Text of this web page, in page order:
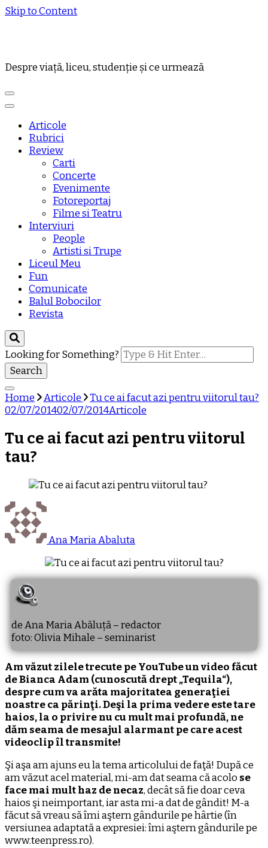
Skip to Content
Despre viață, liceu, studenție și ce urmează
Articole
Rubrici
Review
Carti
Concerte
Evenimente
Fotoreportaj
Filme si Teatru
Interviuri
People
Artisti si Trupe
Liceul Meu
Fun
Comunicate
Balul Bobocilor
Revista
Looking for Something?
Home Articole
Tu ce ai facut azi pentru viitorul tau?
02/07/201402/07/2014Articole
Tu ce ai facut azi pentru viitorul
tau?
Ana Maria Abaluta
de Ana Maria Abăluță – redactor
foto: Olivia Mihale – seminarist
Am văzut zilele trecute pe YouTube un video făcut
de Bianca Adam (cunoscută drept „Tequila“),
despre cum va arăta majoritatea generaţiei
noastre ca părinţi. Deşi la prima vedere este tare
haios, la o privire nu cu mult mai profundă, ne
dăm seama de mesajul alarmant pe care acest
videoclip îl transmite!
Şi aşa am ajuns eu la tema articolului de faţă! După ce
am văzut acel material, mi-am dat seama că acolo se
face mai mult haz de necaz, decât să fie doar ceva
haios şi neimportant, iar asta mi-a dat de gândit! M-a
făcut să vreau să îmi aştern gândurile pe hârtie (în
versiunea adaptată a expresiei: îmi aştern gândurile pe
www.teenpress.ro).